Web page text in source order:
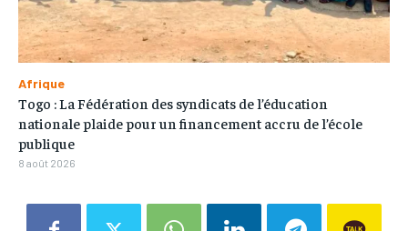
Afrique
Togo : La Fédération des syndicats de l’éducation
nationale plaide pour un financement accru de l’école
publique
8 août 2026